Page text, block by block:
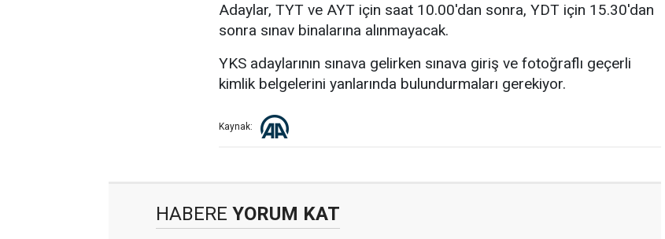
Adaylar, TYT ve AYT için saat 10.00'dan sonra, YDT için 15.30'dan
sonra sınav binalarına alınmayacak.
YKS adaylarının sınava gelirken sınava giriş ve fotoğraflı geçerli
kimlik belgelerini yanlarında bulundurmaları gerekiyor.
Kaynak:
HABERE YORUM KAT